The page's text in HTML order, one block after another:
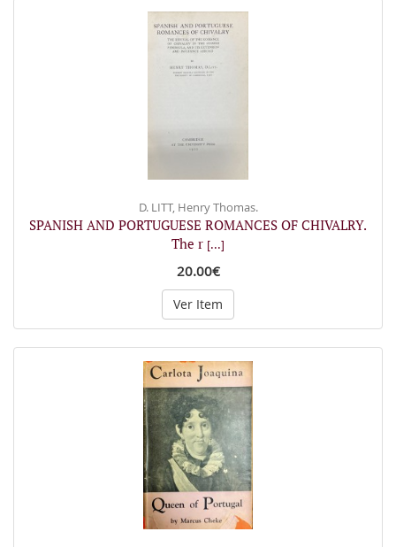
D. LITT, Henry Thomas.
SPANISH AND PORTUGUESE ROMANCES OF CHIVALRY.
The r [...]
20.00€
Ver Item